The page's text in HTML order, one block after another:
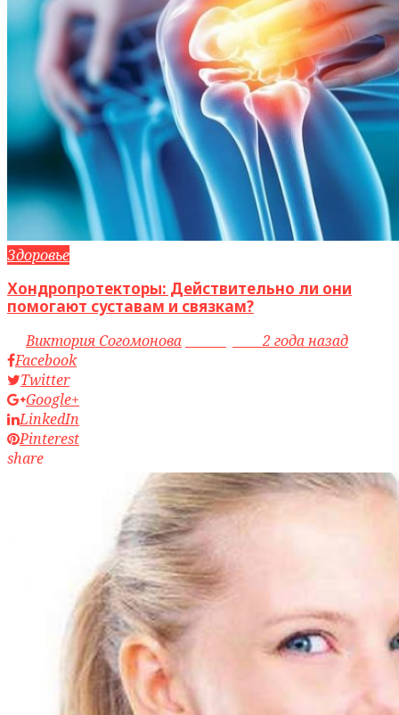
Здоровье
Хондропротекторы: Действительно ли они
помогают суставам и связкам?
byВиктория Согомонова access_time2 года назад
Facebook
Twitter
Google+
LinkedIn
Pinterest
share